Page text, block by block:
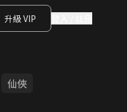
升級 VIP
仙俠